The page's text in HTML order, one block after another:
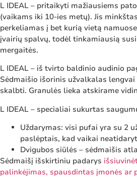
L IDEAL – pritaikyti mažiausiems
(vaikams iki 10-ies metų). Jis
perkeliamas į bet kurią vietą
įvairių spalvų, todėl tinkamiausią
mergaitės.
L IDEAL – iš tvirto baldinio audinio
Sėdmaišio išorinis užvalkalas
skalbti. Granulės lieka atskirame
L IDEAL – specialiai sukurtas
Uždarymas: visi pufai yra su 2
paslėptais, kad vaikai
Dvigubos siūlės – sėdmaišis
Sėdmaišį išskirtiniu padarys
palinkėjimas, spausdintas įmonės ar